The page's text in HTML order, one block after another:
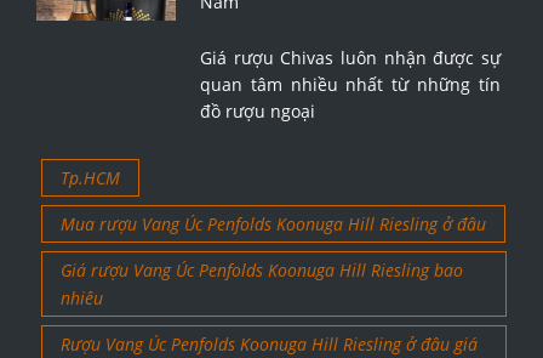
Giá rượu Chivas luôn nhận được sự
quan tâm nhiều nhất từ những tín
đồ rượu ngoại
Tp.HCM
Mua rượu Vang Úc Penfolds Koonuga Hill Riesling ở đâu
Giá rượu Vang Úc Penfolds Koonuga Hill Riesling bao
nhiêu
Rượu Vang Úc Penfolds Koonuga Hill Riesling ở đâu giá